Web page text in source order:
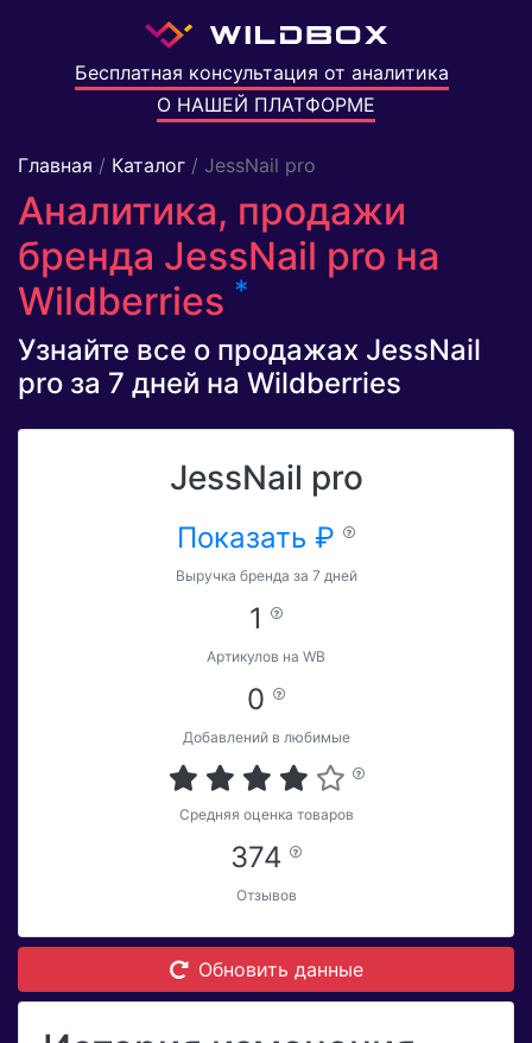
Бесплатная консультация от аналитика
О НАШЕЙ ПЛАТФОРМЕ
Главная / Каталог / JessNail pro
Аналитика, продажи
бренда JessNail pro на
Wildberries *
Узнайте все о продажах JessNail
pro за 7 дней на Wildberries
JessNail pro
Показать ₽
Выручка бренда за 7 дней
1
Артикулов на WB
0
Добавлений в любимые
Средняя оценка товаров
374
Отзывов
Обновить данные